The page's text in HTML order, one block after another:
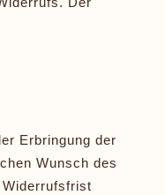
Erbringung der
Wunsch des